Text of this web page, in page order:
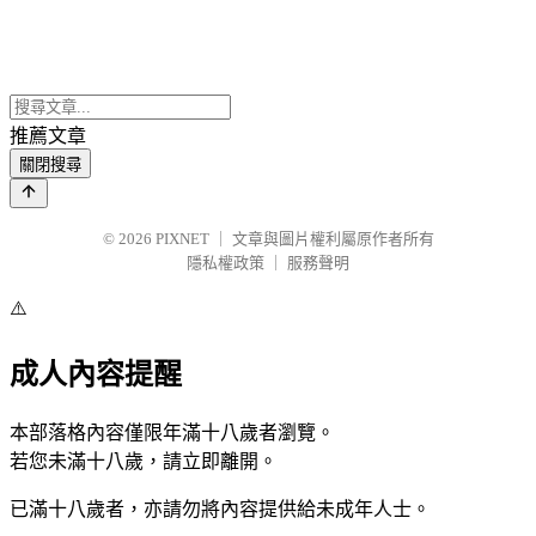
推薦文章
關閉搜尋
© 2026 PIXNET
文章與圖片權利屬原作者所有
隱私權政策
服務聲明
⚠️
成人內容提醒
本部落格內容僅限年滿十八歲者瀏覽。
若您未滿十八歲，請立即離開。
已滿十八歲者，亦請勿將內容提供給未成年人士。